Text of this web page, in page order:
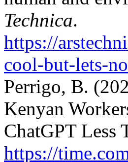
Technica.
https://
cool-but-lets-
Perrigo, B.
Kenyan
ChatGPT Less
https://